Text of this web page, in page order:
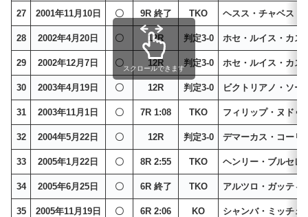
27 2001年11月10日 〇 9R 終了 TKO ヘスス・チャベス
28 2002年4月20日 〇 12R 判定3-0 ホセ・ルイス・カス
29 2002年12月7日 〇 12R 判定3-0 ホセ・ルイス・カス
30 2003年4月19日 〇 12R 判定3-0 ビクトリアノ・ソー
31 2003年11月1日 〇 7R 1:08 TKO フィリップ・ヌドゥ
32 2004年5月22日 〇 12R 判定3-0 デマーカス・コーリ
33 2005年1月22日 〇 8R 2:55 TKO ヘンリー・ブルセレ
34 2005年6月25日 〇 6R 終了 TKO アルツロ・ガッティ
35 2005年11月19日 〇 6R 2:06 KO シャンバ・ミッチェ
スクロールできます